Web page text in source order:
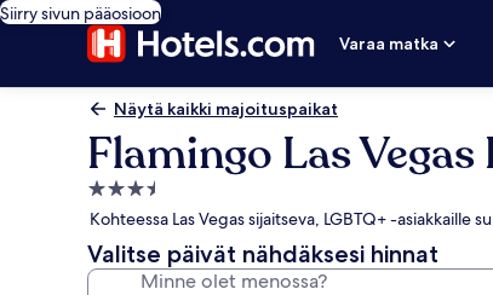
Siirry sivun pääosioon
Varaa matka
Näytä kaikki majoituspaikat
Flamingo Las
3.5
tähden
majoituspaikka
Kohteessa Las Vegas sijaitseva, LGBTQ+ -asiakkaille
Valitse päivät nähdäksesi hinnat
Minne olet menossa?